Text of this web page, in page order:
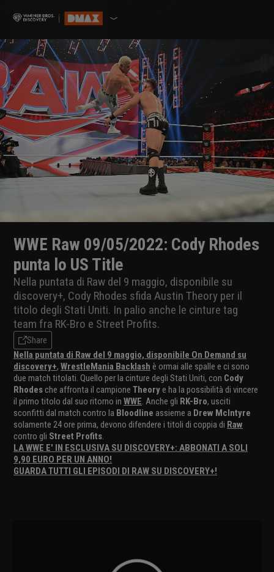
WWE Raw 09/05/2022: Cody Rhodes
punta lo US Title
Nella puntata di Raw del 9 maggio, disponibile su
discovery+, Cody Rhodes sfida Austin Theory per il
titolo degli Stati Uniti. In palio anche le cinture tag
team fra RK-Bro e Street Profits.
Share
Nella puntata di Raw del 9 maggio, disponibile On Demand su
discovery+, WrestleMania Backlash è ormai alle spalle e ci sono
due match titolati. Quello per la cinture degli Stati Uniti, con Cody
Rhodesche affronta il campione Theorye ha la possibilità di vincere
il primo titolo dal suo ritorno in WWE. Anche gli RK-Bro, usciti
sconfitti dal match contro la Bloodline assieme a Drew McIntyre
solamente 24 ore prima, devono difendere i titoli di coppia di Raw
contro gli Street Profits.
LA WWE E' IN ESCLUSIVA SU DISCOVERY+: ABBONATI A SOLI
9,90 EURO PER UN ANNO!
GUARDA TUTTI GLI EPISODI DI RAW SU DISCOVERY+!